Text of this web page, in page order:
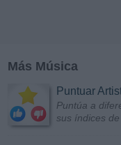
Más Música
Puntuar
Puntúa a
sus índices